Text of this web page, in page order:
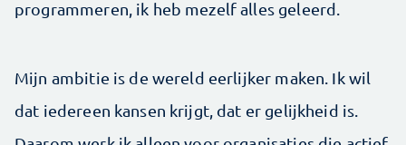
programmeren, ik heb mezelf alles geleerd.
Mijn ambitie is de wereld eerlijker maken. Ik wil
dat iedereen kansen krijgt, dat er gelijkheid is.